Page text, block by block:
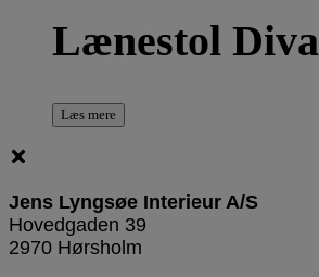
Lænestol Diva
Læs mere
Jens Lyngsøe Interieur A/S
Hovedgaden 39
2970 Hørsholm